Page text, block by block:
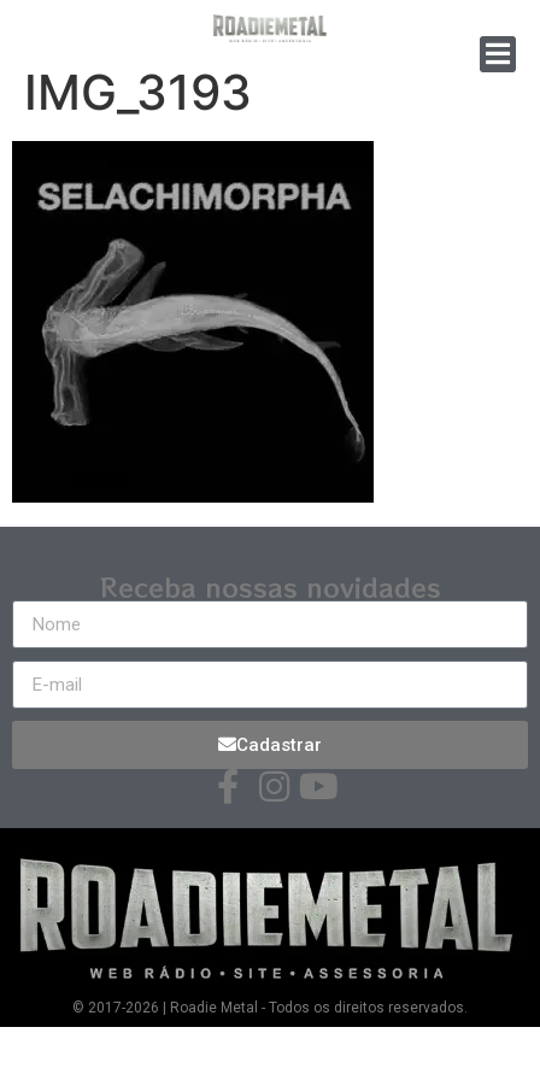
IMG_3193
Receba nossas novidades
Cadastrar
© 2017-2026 | Roadie Metal - Todos os direitos reservados.